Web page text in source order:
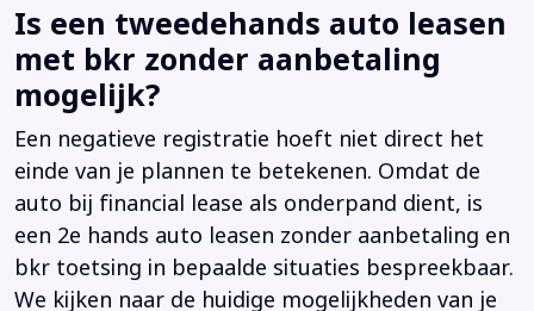
Is een tweedehands auto leasen
met bkr zonder aanbetaling
mogelijk?
Een negatieve registratie hoeft niet direct het
einde van je plannen te betekenen. Omdat de
auto bij financial lease als onderpand dient, is
een 2e hands auto leasen zonder aanbetaling en
bkr toetsing in bepaalde situaties bespreekbaar.
We kijken naar de huidige mogelijkheden van je